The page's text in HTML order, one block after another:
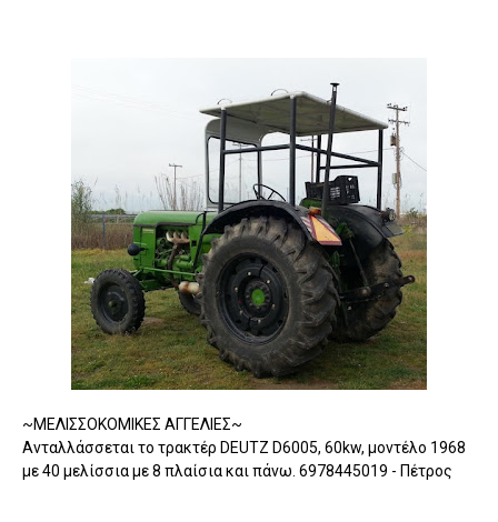
~ΜΕΛΙΣΣΟΚΟΜΙΚΕΣ ΑΓΓΕΛΙΕΣ~
Ανταλλάσσεται το τρακτέρ DEUTZ D6005, 60kw, μοντέλο 1968
με 40 μελίσσια με 8 πλαίσια και πάνω. 6978445019 - Πέτρος